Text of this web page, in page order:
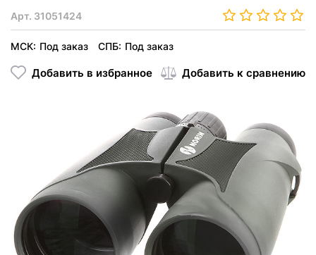
Арт. 31051424
МСК: Под заказ СПБ: Под заказ
Добавить в избранное Добавить к сравнению